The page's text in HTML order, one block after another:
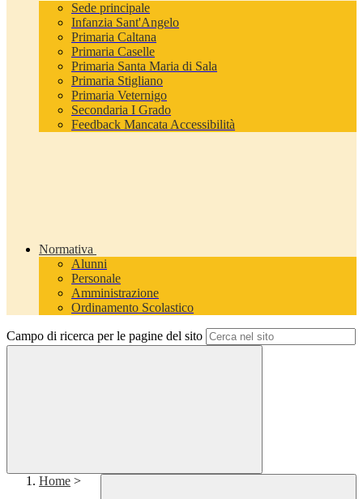
Sede principale
Infanzia Sant'Angelo
Primaria Caltana
Primaria Caselle
Primaria Santa Maria di Sala
Primaria Stigliano
Primaria Veternigo
Secondaria I Grado
Feedback Mancata Accessibilità
Normativa
Alunni
Personale
Amministrazione
Ordinamento Scolastico
Campo di ricerca per le pagine del sito
Home >